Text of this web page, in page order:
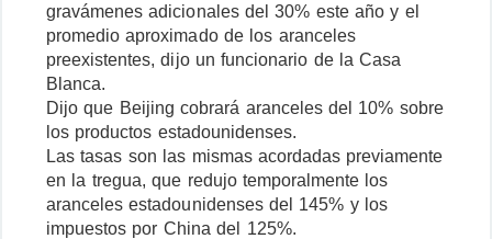
gravámenes adicionales del 30% este año y el
promedio aproximado de los aranceles
preexistentes, dijo un funcionario de la Casa
Blanca.
Dijo que Beijing cobrará aranceles del 10% sobre
los productos estadounidenses.
Las tasas son las mismas acordadas previamente
en la tregua, que redujo temporalmente los
aranceles estadounidenses del 145% y los
impuestos por China del 125%.